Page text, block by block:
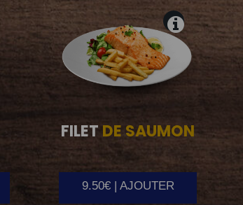
FILET DE SAUMON
9.50€ | AJOUTER